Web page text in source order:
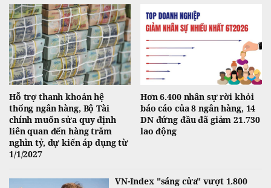
Hỗ trợ thanh khoản hệ
thống ngân hàng, Bộ Tài
chính muốn sửa quy định
liên quan đến hàng trăm
nghìn tỷ, dự kiến áp dụng từ
1/1/2027
Hơn 6.400 nhân sự rời khỏi
báo cáo của 8 ngân hàng, 14
DN đứng đầu đã giảm 21.730
lao động
VN-Index "sáng cửa" vượt 1.800